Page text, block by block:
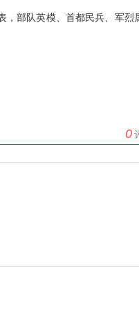
，部队英模、首都民兵、军烈
0